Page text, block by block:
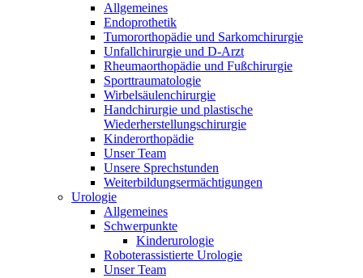
Allgemeines
Endoprothetik
Tumororthopädie und Sarkomchirurgie
Unfallchirurgie und D-Arzt
Rheumaorthopädie und Fußchirurgie
Sporttraumatologie
Wirbelsäulenchirurgie
Handchirurgie und plastische
Wiederherstellungschirurgie
Kinderorthopädie
Unser Team
Unsere Sprechstunden
Weiterbildungsermächtigungen
Urologie
Allgemeines
Schwerpunkte
Kinderurologie
Roboterassistierte Urologie
Unser Team